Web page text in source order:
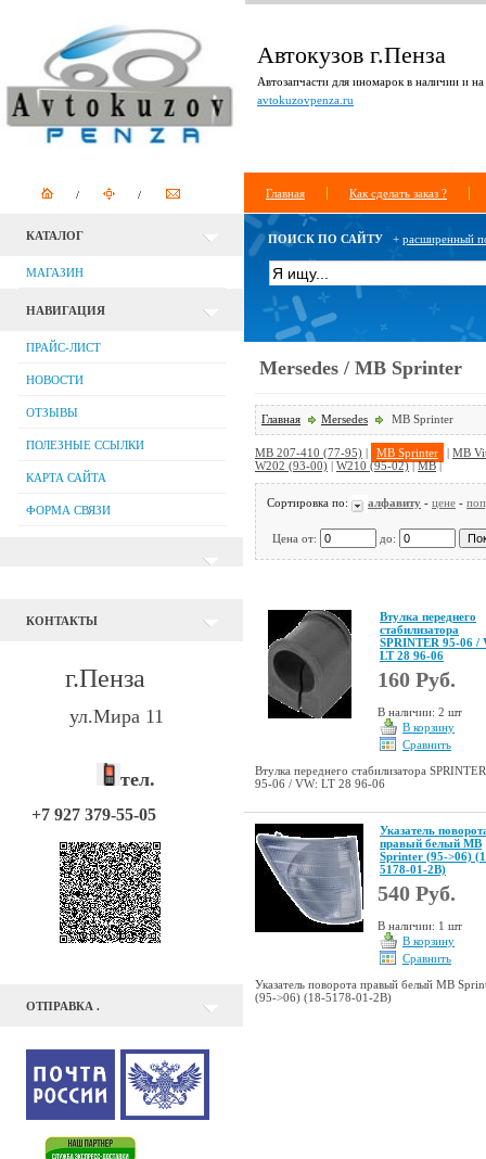
Автокузов г.Пенза
Автозапчасти для иномарок в наличии и на
avtokuzovpenza.ru
Главная Как сделать заказ ?
КАТАЛОГ
МАГАЗИН
НАВИГАЦИЯ
ПРАЙС-ЛИСТ
НОВОСТИ
ОТЗЫВЫ
ПОЛЕЗНЫЕ ССЫЛКИ
КАРТА САЙТА
ФОРМА СВЯЗИ
КОНТАКТЫ
г.Пенза
ул.Мира 11
тел.
+7 927 379-55-05
ОТПРАВКА .
ПОИСК ПО САЙТУ + расширенный
Mersedes / MB Sprinter
Главная Mersedes MB Sprinter
MB 207-410 (77-95) | MB Sprinter | MB
W202 (93-00) | W210 (95-02)|MB|
Сортировка по: алфавиту - цене -
Цена от: до:
Втулка переднего
стабилизатора
SPRINTER 95-06 /
LT 28 96-06
160 Руб.
В наличии: 2 шт
В корзину
Сравнить
Втулка переднего стабилизатора SPRINTER
95-06 / VW: LT 28 96-06
Указатель
правый белый MB
Sprinter (95->06)
5178-01-2B)
540 Руб.
В наличии: 1 шт
В корзину
Сравнить
Указатель поворота правый белый MB
(95->06) (18-5178-01-2B)